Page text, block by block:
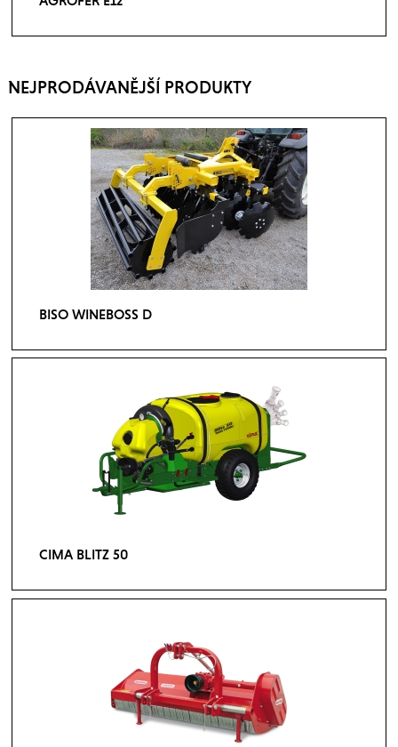
NEJPRODÁVANĚJŠÍ PRODUKTY
BISO WINEBOSS D
CIMA BLITZ 50